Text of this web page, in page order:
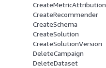
CreateMetricAttribution
CreateRecommender
CreateSchema
CreateSolution
CreateSolutionVersion
DeleteCampaign
DeleteDataset